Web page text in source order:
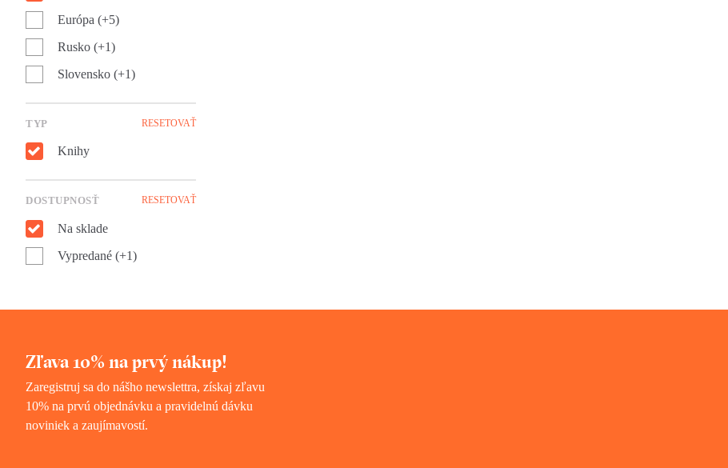
Európa (+5)
Rusko (+1)
Slovensko (+1)
TYP RESETOVAŤ
Knihy
DOSTUPNOSŤ RESETOVAŤ
Na sklade
Vypredané (+1)
Zľava 10% na prvý nákup!
Zaregistruj sa do nášho newslettra, získaj zľavu
10% na prvú objednávku a pravidelnú dávku
noviniek a zaujímavostí.